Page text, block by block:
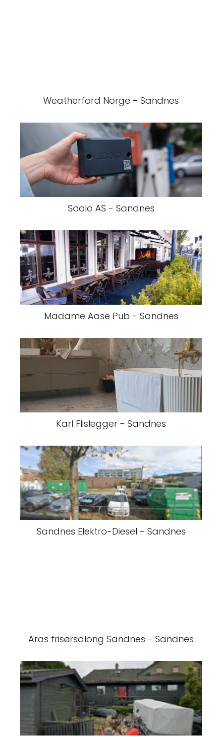
Weatherford Norge - Sandnes
Soolo AS - Sandnes
Madame Aase Pub - Sandnes
Karl Flislegger - Sandnes
Sandnes Elektro-Diesel - Sandnes
Aras frisørsalong Sandnes - Sandnes